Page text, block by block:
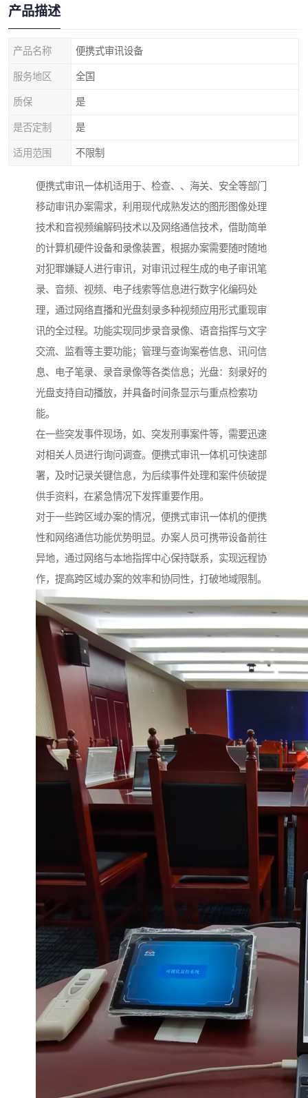
产品描述
产品名称 便携式审讯设备
服务地区 全国
质保 是
是否定制 是
适用范围 不限制
便携式审讯一体机适用于、检查、、海关、安全等部门
移动审讯办案需求，利用现代成熟发达的图形图像处理
技术和音视频编解码技术以及网络通信技术，借助简单
的计算机硬件设备和录像装置，根据办案需要随时随地
对犯罪嫌疑人进行审讯，对审讯过程生成的电子审讯笔
录、音频、视频、电子线索等信息进行数字化编码处
理，通过网络直播和光盘刻录多种视频应用形式重现审
讯的全过程。功能实现同步录音录像、语音指挥与文字
交流、监看等主要功能；管理与查询案卷信息、讯问信
息、电子笔录、录音录像等各类信息；光盘：刻录好的
光盘支持自动播放，并具备时间条显示与重点检索功
能。
在一些突发事件现场，如、突发刑事案件等，需要迅速
对相关人员进行询问调查。便携式审讯一体机可快速部
署，及时记录关键信息，为后续事件处理和案件侦破提
供手资料，在紧急情况下发挥重要作用。​
对于一些跨区域办案的情况，便携式审讯一体机的便携
性和网络通信功能优势明显。办案人员可携带设备前往
异地，通过网络与本地指挥中心保持联系，实现远程协
作，提高跨区域办案的效率和协同性，打破地域限制。​